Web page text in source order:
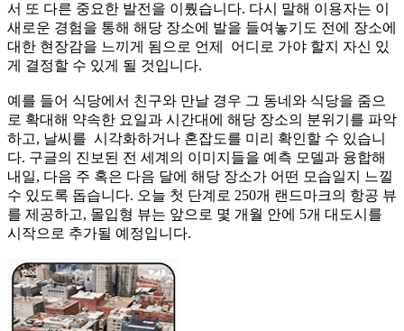
서 또 다른 중요한 발전을 이뤘습니다. 다시 말해 이용자는 이
새로운 경험을 통해 해당 장소에 발을 들여놓기도 전에 장소에
대한 현장감을 느끼게 됨으로 언제 어디로 가야 할지 자신 있
게 결정할 수 있게 될 것입니다.
예를 들어 식당에서 친구와 만날 경우 그 동네와 식당을 줌으
로 확대해 약속한 요일과 시간대에 해당 장소의 분위기를 파악
하고, 날씨를 시각화하거나 혼잡도를 미리 확인할 수 있습니
다. 구글의 진보된 전 세계의 이미지들을 예측 모델과 융합해
내일, 다음 주 혹은 다음 달에 해당 장소가 어떤 모습일지 느낄
수 있도록 돕습니다. 오늘 첫 단계로 250개 랜드마크의 항공 뷰
를 제공하고, 몰입형 뷰는 앞으로 몇 개월 안에 5개 대도시를
시작으로 추가될 예정입니다.